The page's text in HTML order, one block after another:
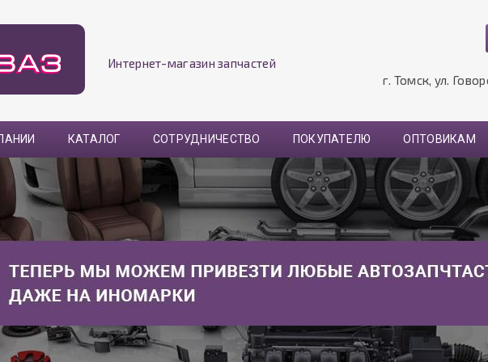
Интернет-магазин запчастей
г. Томск, ул.
КАТАЛОГ СОТРУДНИЧЕСТВО ПОКУПАТЕЛЮ ОПТОВИКАМ